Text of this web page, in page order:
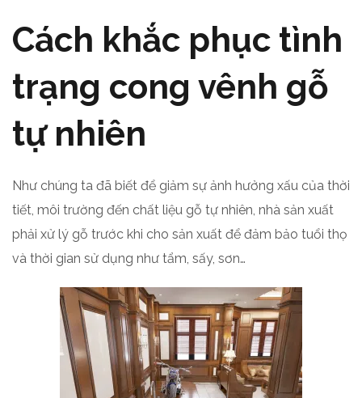
Cách khắc phục tình
trạng cong vênh gỗ
tự nhiên
Như chúng ta đã biết để giảm sự ảnh hưởng xấu của thời
tiết, môi trường đến chất liệu gỗ tự nhiên, nhà sản xuất
phải xử lý gỗ trước khi cho sản xuất để đảm bảo tuổi thọ
và thời gian sử dụng như tẩm, sấy, sơn…